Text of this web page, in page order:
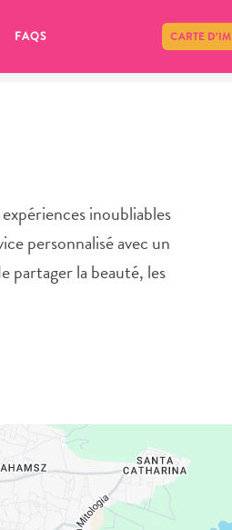
FAQS CARTE
inoubliables
personnalisé avec un
partager la beauté, les